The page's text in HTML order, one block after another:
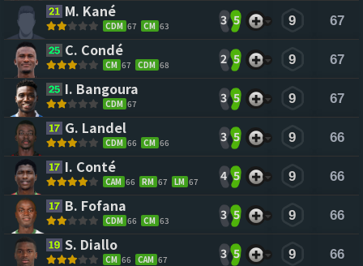
M. Kané
CDM 67 CM 63 3 5 9 67
C. Condé
CM 67 CDM 68 2 5 9 67
I. Bangoura
CDM 67 3 5 9 67
G. Landel
CDM 66 CM 66 3 5 9 66
I. Conté
CAM 66 RM 67 LM 67 4 5 9 66
B. Fofana
CDM 66 CM 63 3 5 9 66
S. Diallo
CM 66 CAM 67 3 5 9 66